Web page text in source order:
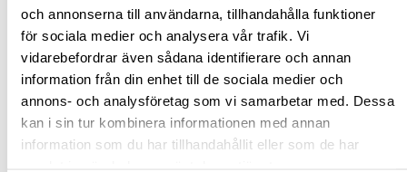
och annonserna till användarna, tillhandahålla funktioner
för sociala medier och analysera vår trafik. Vi
vidarebefordrar även sådana identifierare och annan
information från din enhet till de sociala medier och
annons- och analysföretag som vi samarbetar med. Dessa
kan i sin tur kombinera informationen med annan
information som du har tillhandahållit eller som de har
Jönköping huvudlager Beställningsvara
Jönköping butik Slut i lager
Malmö butik Slut i lager
Stockholm butik Slut i lager
Snabba leveranser